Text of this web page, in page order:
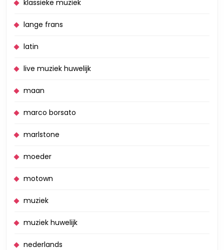
klassieke muziek
lange frans
latin
live muziek huwelijk
maan
marco borsato
marlstone
moeder
motown
muziek
muziek huwelijk
nederlands